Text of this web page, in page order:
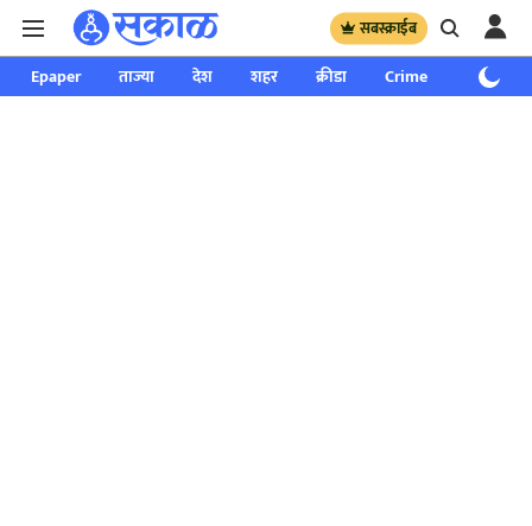
सबस्क्राईब
Epaper ताज्या देश शहर क्रीडा Crime साप्ताहिक